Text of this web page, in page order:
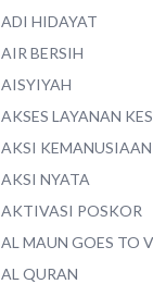
ADI HIDAYAT
AIR BERSIH
AISYIYAH
AKSES LAYANAN
AKSI KEMANUSIAAN
AKSI NYATA
AKTIVASI POSKOR
AL MAUN GOES TO
AL QURAN